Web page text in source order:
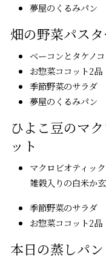
夢屋のくるみパン
畑の野菜パスタ
ベーコンとタケノ
お惣菜ココット2品
季節野菜のサラダ
夢屋のくるみパン
ひよこ豆のマ
ット
マクロビオティッ
雑穀入りの白米か
季節野菜のサラダ
お惣菜ココット2品
本日の蒸しパン